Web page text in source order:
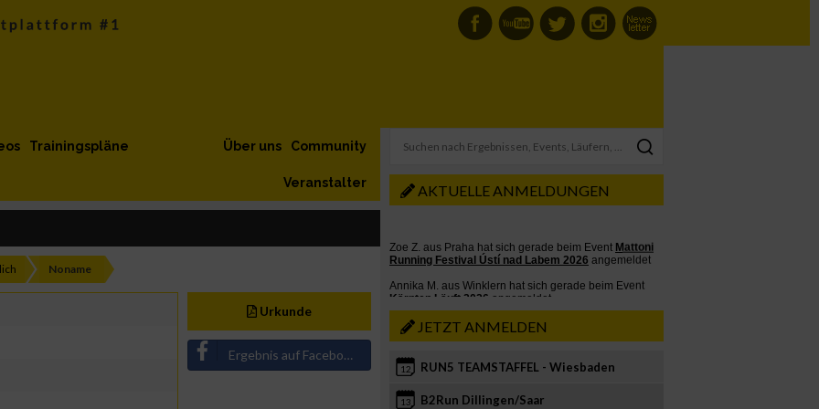
Trainingspläne Community
Über uns
Veranstalter
Noname
Urkunde
Ergebnis auf Facebook teilen
AKTUELLE ANMELDUNGEN
JETZT ANMELDEN
12 RUN5 TEAMSTAFFEL - Wiesbaden
13 B2Run Dillingen/Saar